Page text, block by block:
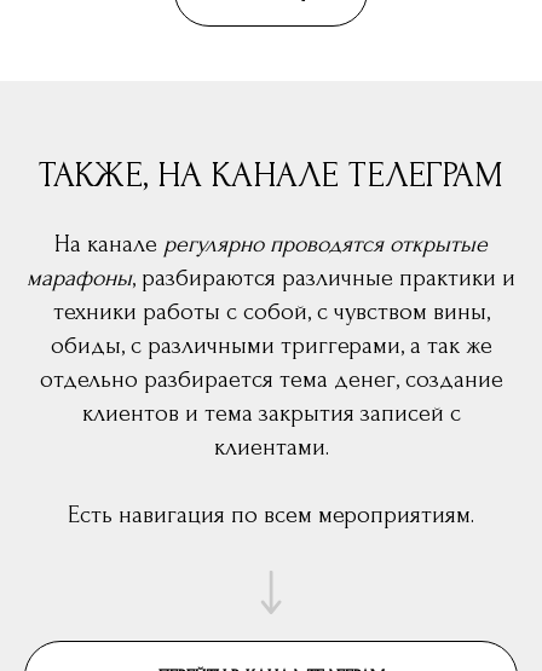
ТАКЖЕ, НА КАНАЛЕ ТЕЛЕГРАМ
На канале регулярно проводятся открытые
марафоны, разбираются различные практики и
техники работы с собой, с чувством вины,
обиды, с различными триггерами, а так же
отдельно разбирается тема денег, создание
клиентов и тема закрытия записей с
клиентами.
Есть навигация по всем мероприятиям.